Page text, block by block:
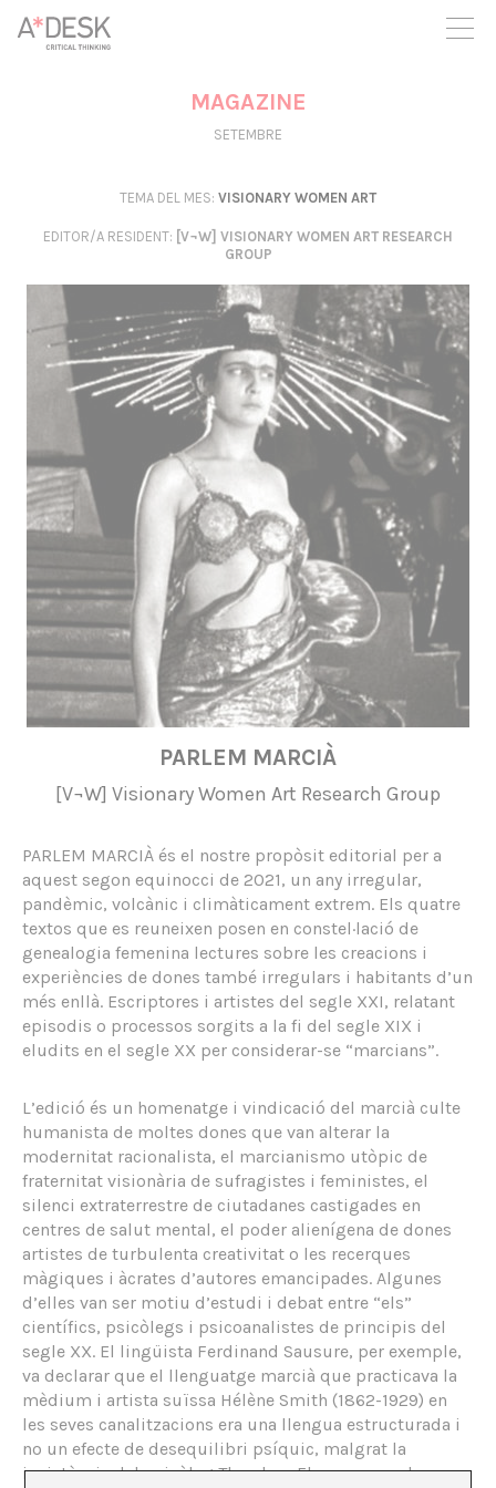
seguim necessitant-te per a poder seguir endavant. Ara pots
participar del projecte i recolzar-lo.
MAGAZINE
SETEMBRE
TEMA DEL MES: VISIONARY WOMEN ART
EDITOR/A RESIDENT: [V¬W] VISIONARY WOMEN ART RESEARCH
GROUP
PARLEM MARCIÀ
[V¬W] Visionary Women Art Research Group
PARLEM MARCIÀ és el nostre propòsit editorial per a
aquest segon equinocci de 2021, un any irregular,
pandèmic, volcànic i climàticament extrem. Els quatre
textos que es reuneixen posen en constel·lació de
genealogia femenina lectures sobre les creacions i
experiències de dones també irregulars i habitants d’un
més enllà. Escriptores i artistes del segle XXI, relatant
episodis o processos sorgits a la fi del segle XIX i
eludits en el segle XX per considerar-se “marcians”.
L’edició és un homenatge i vindicació del marcià culte
humanista de moltes dones que van alterar la
modernitat racionalista, el marcianismo utòpic de
fraternitat visionària de sufragistes i feministes, el
silenci extraterrestre de ciutadanes castigades en
centres de salut mental, el poder alienígena de dones
artistes de turbulenta creativitat o les recerques
màgiques i àcrates d’autores emancipades. Algunes
d’elles van ser motiu d’estudi i debat entre “els”
científics, psicòlegs i psicoanalistes de principis del
segle XX. El lingüista Ferdinand Sausure, per exemple,
va declarar que el llenguatge marcià que practicava la
mèdium i artista suïssa Hélène Smith (1862-1929) en
les seves canalitzacions era una llengua estructurada i
no un efecte de desequilibri psíquic, malgrat la
insistència del psicòleg Theodore Flournoy que la va